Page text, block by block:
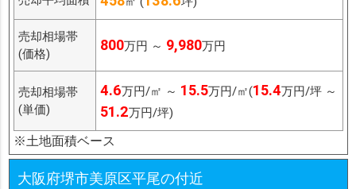
売却相場帯
(価格)
800万円 ～ 9,980万円
売却相場帯
(単価)
4.6万円/㎡ ～ 15.5万円/㎡(15.4万円/坪 ～
51.2万円/坪)
※土地面積ベース
大阪府堺市美原区平尾の付近